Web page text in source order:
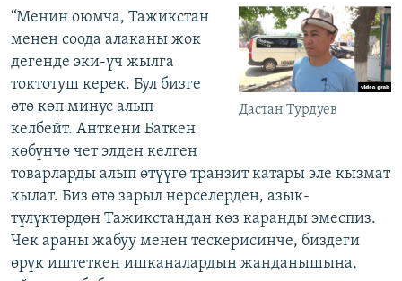
Дастан Турдуев
“Менин оюмча, Тажикстан
менен соода алаканы жок
дегенде эки-үч жылга
токтотуш керек. Бул бизге
өтө көп минус алып
келбейт. Анткени Баткен
көбүнчө чет элден келген
товарларды алып өтүүгө транзит катары эле кызмат
кылат. Биз өтө зарыл нерселерден, азык-
түлүктөрдөн Тажикстандан көз каранды эмеспиз.
Чек араны жабуу менен тескерисинче, биздеги
өрүк иштеткен ишканалардын жанданышына,